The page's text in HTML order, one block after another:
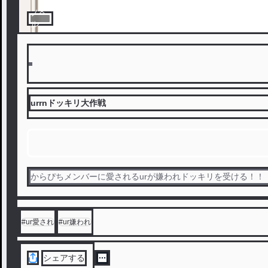
ノベ
ル
urrnドッキリ大作戦
からぴちメンバーに愛されるurが嫌われドッキリを受ける！！
#ur愛され #ur嫌われ
シェアする